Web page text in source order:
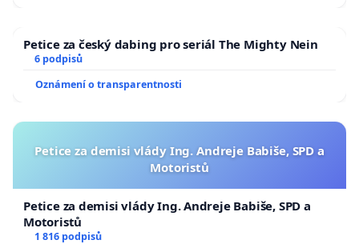
Petice za český dabing pro seriál The Mighty Nein
6 podpisů
Oznámení o transparentnosti
Petice za demisi vlády Ing. Andreje Babiše, SPD a
Motoristů
Petice za demisi vlády Ing. Andreje Babiše, SPD a
Motoristů
1 816 podpisů